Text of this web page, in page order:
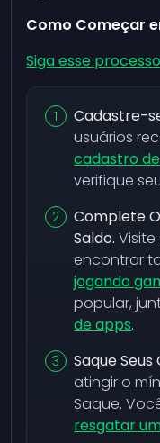
Como Começar
Siga esse
Cadastre-
usuários
cadastro
verifique
Complete
Saldo.
encontrar
jogando
popular,
de apps.
Saque Seus
atingir o
Saque.
resgatar